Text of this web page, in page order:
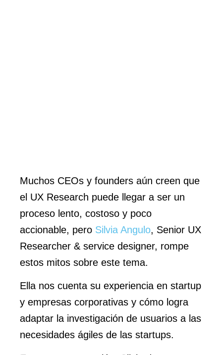
Muchos CEOs y founders aún creen que
el UX Research puede llegar a ser un
proceso lento, costoso y poco
accionable, pero Silvia Angulo, Senior UX
Researcher & service designer, rompe
estos mitos sobre este tema.
Ella nos cuenta su experiencia en startup
y empresas corporativas y cómo logra
adaptar la investigación de usuarios a las
necesidades ágiles de las startups.